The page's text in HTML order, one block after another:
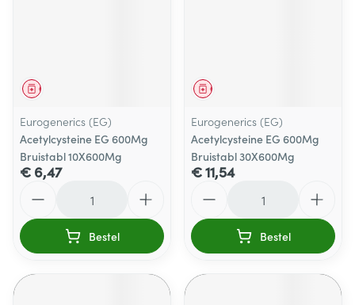
Geneesmiddel
Eurogenerics (EG)
Acetylcysteine EG 600Mg
Bruistabl 10X600Mg
€ 6,47
Bestel
Geneesmiddel
Eurogenerics (EG)
Acetylcysteine EG 600Mg
Bruistabl 30X600Mg
€ 11,54
Bestel